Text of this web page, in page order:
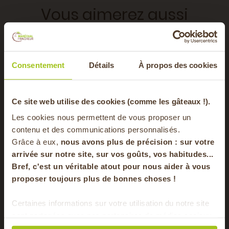
Consentement Détails À propos des cookies
Ce site web utilise des cookies (comme les gâteaux !).
Les cookies nous permettent de vous proposer un
contenu et des communications personnalisés.
Grâce à eux, nous avons plus de précision : sur votre
arrivée sur notre site, sur vos goûts, vos habitudes...
Bref, c'est un véritable atout pour nous aider à vous
proposer toujours plus de bonnes choses !
Certaines informations sur votre utilisation du notre site
Vous aimerez aussi
10 MIN
30 MIN
-20% offerts sur
votre panier
en vous inscrivant à notre newsletter